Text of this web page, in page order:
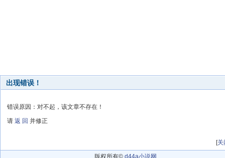
出现错误！
错误原因：对不起，该文章不存在！
请 返 回 并修正
[关
版权所有© d44a小说网